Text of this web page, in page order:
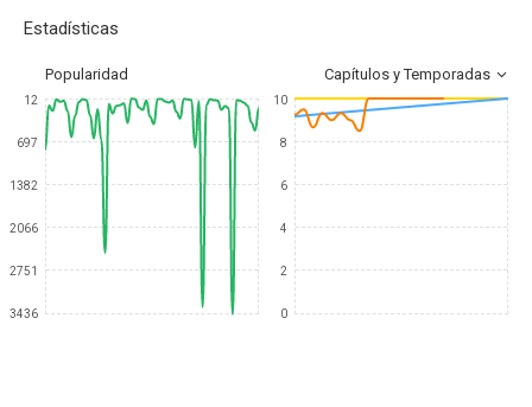
Estadísticas
Popularidad Capítulos y Temporadas
12
697
1382
2066
2751
3436
10
8
6
4
2
0